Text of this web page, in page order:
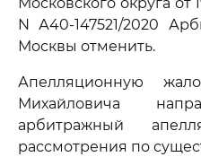
N А40-147521/2020
Москвы отменить.
Апелляционную
Михайловича
арбитражный
рассмотрения по